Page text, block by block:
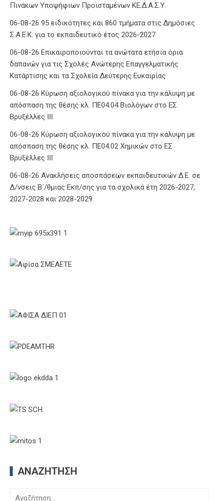
Πινάκων Υποψήφιων Προϊσταμένων ΚΕ.Δ.Α.Σ.Υ.
06-08-26 95 ειδικότητες και 860 τμήματα στις Δημόσιες
Σ.Α.Ε.Κ. για το εκπαιδευτικό έτος 2026-2027
06-08-26 Επικαιροποιούνται τα ανώτατα ετήσια όρια
δαπανών για τις Σχολές Ανώτερης Επαγγελματικής
Κατάρτισης και τα Σχολεία Δεύτερης Ευκαιρίας
06-08-26 Κύρωση αξιολογικού πίνακα για την κάλυψη με
απόσπαση της θέσης κλ. ΠΕ04.04 Βιολόγων στο ΕΣ
Βρυξέλλες ΙΙΙ
06-08-26 Κύρωση αξιολογικού πίνακα για την κάλυψη με
απόσπαση της θέσης κλ. ΠΕ04.02 Χημικών στο ΕΣ
Βρυξέλλες ΙΙΙ
06-08-26 Ανακλήσεις αποσπάσεων εκπαιδευτικών Δ.Ε. σε
Δ/νσεις Β΄/θμιας Εκπ/σης για τα σχολικά έτη 2026-2027,
2027-2028 και 2028-2029
ΑΝΑΖΉΤΗΣΗ
Αναζήτηση